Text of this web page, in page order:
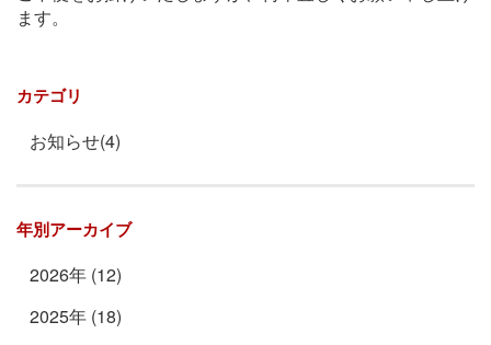
ます。
カテゴリ
お知らせ(4)
年別アーカイブ
2026年 (12)
2025年 (18)